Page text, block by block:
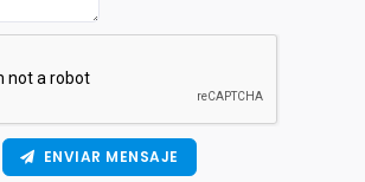
ENVIAR MENSAJE